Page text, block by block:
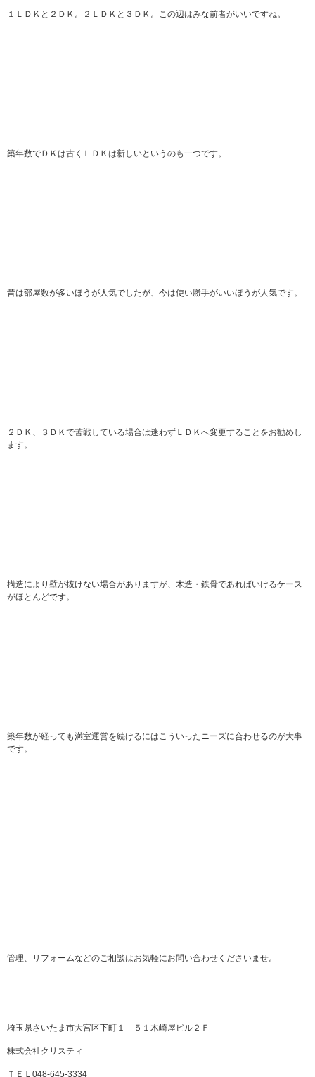
１ＬＤＫと２ＤＫ。２ＬＤＫと３ＤＫ。この辺はみな前者がいいですね。
築年数でＤＫは古くＬＤＫは新しいというのも一つです。
昔は部屋数が多いほうが人気でしたが、今は使い勝手がいいほうが人気です。
２ＤＫ、３ＤＫで苦戦している場合は迷わずＬＤＫへ変更することをお勧めし
ます。
構造により壁が抜けない場合がありますが、木造・鉄骨であればいけるケース
がほとんどです。
築年数が経っても満室運営を続けるにはこういったニーズに合わせるのが大事
です。
管理、リフォームなどのご相談はお気軽にお問い合わせくださいませ。
埼玉県さいたま市大宮区下町１－５１木崎屋ビル２Ｆ
株式会社クリスティ
ＴＥＬ048-645-3334